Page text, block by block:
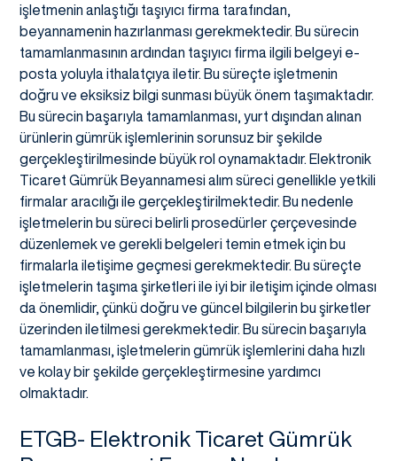
işletmenin anlaştığı taşıyıcı firma tarafından,
beyannamenin hazırlanması gerekmektedir. Bu sürecin
tamamlanmasının ardından taşıyıcı firma ilgili belgeyi e-
posta yoluyla ithalatçıya iletir. Bu süreçte işletmenin
doğru ve eksiksiz bilgi sunması büyük önem taşımaktadır.
Bu sürecin başarıyla tamamlanması, yurt dışından alınan
ürünlerin gümrük işlemlerinin sorunsuz bir şekilde
gerçekleştirilmesinde büyük rol oynamaktadır. Elektronik
Ticaret Gümrük Beyannamesi alım süreci genellikle yetkili
firmalar aracılığı ile gerçekleştirilmektedir. Bu nedenle
işletmelerin bu süreci belirli prosedürler çerçevesinde
düzenlemek ve gerekli belgeleri temin etmek için bu
firmalarla iletişime geçmesi gerekmektedir. Bu süreçte
işletmelerin taşıma şirketleri ile iyi bir iletişim içinde olması
da önemlidir, çünkü doğru ve güncel bilgilerin bu şirketler
üzerinden iletilmesi gerekmektedir. Bu sürecin başarıyla
tamamlanması, işletmelerin gümrük işlemlerini daha hızlı
ve kolay bir şekilde gerçekleştirmesine yardımcı
olmaktadır.
ETGB- Elektronik Ticaret Gümrük